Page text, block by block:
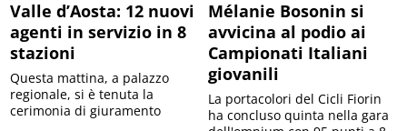
Valle d’Aosta: 12 nuovi
agenti in servizio in 8
stazioni
Questa mattina, a palazzo
regionale, si è tenuta la
cerimonia di giuramento
Mélanie Bosonin si
avvicina al podio ai
Campionati Italiani
giovanili
La portacolori del Cicli Fiorin
ha concluso quinta nella gara